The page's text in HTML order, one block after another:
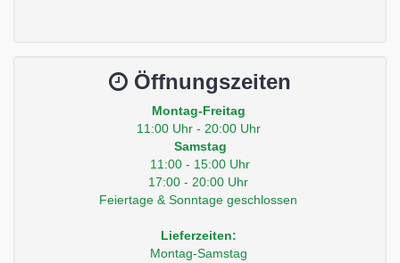
Öffnungszeiten
Montag-Freitag
11:00 Uhr - 20:00 Uhr
Samstag
11:00 - 15:00 Uhr
17:00 - 20:00 Uhr
Feiertage & Sonntage geschlossen
Lieferzeiten:
Montag-Samstag